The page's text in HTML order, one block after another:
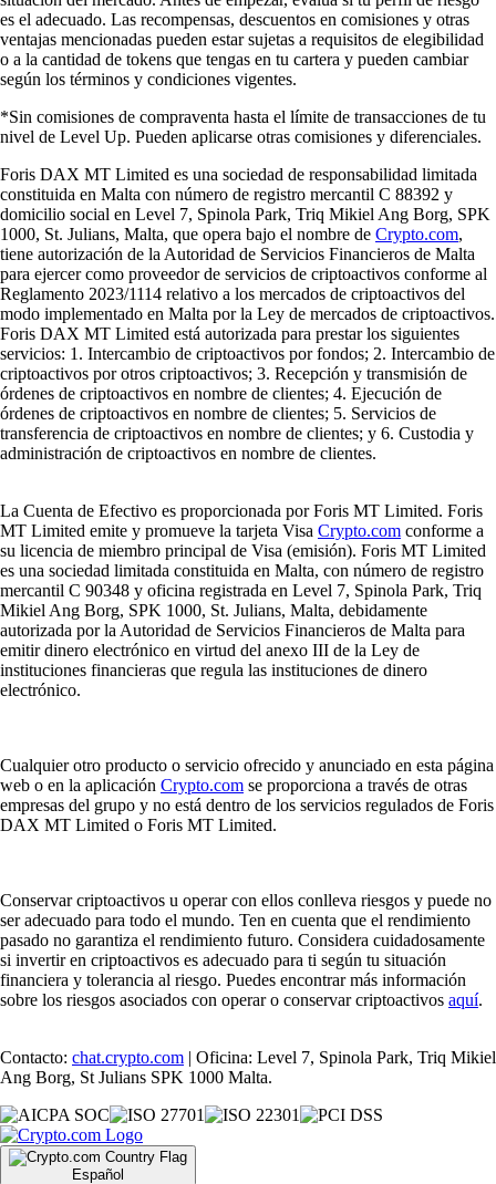
es el adecuado. Las recompensas, descuentos en comisiones y otras
ventajas mencionadas pueden estar sujetas a requisitos de elegibilidad
o a la cantidad de tokens que tengas en tu cartera y pueden cambiar
según los términos y condiciones vigentes.
*Sin comisiones de compraventa hasta el límite de transacciones de tu
nivel de Level Up. Pueden aplicarse otras comisiones y diferenciales.
Foris DAX MT Limited es una sociedad de responsabilidad limitada
constituida en Malta con número de registro mercantil C 88392 y
domicilio social en Level 7, Spinola Park, Triq Mikiel Ang Borg, SPK
1000, St. Julians, Malta, que opera bajo el nombre de Crypto.com,
tiene autorización de la Autoridad de Servicios Financieros de Malta
para ejercer como proveedor de servicios de criptoactivos conforme al
Reglamento 2023/1114 relativo a los mercados de criptoactivos del
modo implementado en Malta por la Ley de mercados de criptoactivos.
Foris DAX MT Limited está autorizada para prestar los siguientes
servicios: 1. Intercambio de criptoactivos por fondos; 2. Intercambio de
criptoactivos por otros criptoactivos; 3. Recepción y transmisión de
órdenes de criptoactivos en nombre de clientes; 4. Ejecución de
órdenes de criptoactivos en nombre de clientes; 5. Servicios de
transferencia de criptoactivos en nombre de clientes; y 6. Custodia y
administración de criptoactivos en nombre de clientes.
La Cuenta de Efectivo es proporcionada por Foris MT Limited. Foris
MT Limited emite y promueve la tarjeta Visa Crypto.com conforme a
su licencia de miembro principal de Visa (emisión). Foris MT Limited
es una sociedad limitada constituida en Malta, con número de registro
mercantil C 90348 y oficina registrada en Level 7, Spinola Park, Triq
Mikiel Ang Borg, SPK 1000, St. Julians, Malta, debidamente
autorizada por la Autoridad de Servicios Financieros de Malta para
emitir dinero electrónico en virtud del anexo III de la Ley de
instituciones financieras que regula las instituciones de dinero
electrónico.
Cualquier otro producto o servicio ofrecido y anunciado en esta página
web o en la aplicación Crypto.com se proporciona a través de otras
empresas del grupo y no está dentro de los servicios regulados de Foris
DAX MT Limited o Foris MT Limited.
Conservar criptoactivos u operar con ellos conlleva riesgos y puede no
ser adecuado para todo el mundo. Ten en cuenta que el rendimiento
pasado no garantiza el rendimiento futuro. Considera cuidadosamente
si invertir en criptoactivos es adecuado para ti según tu situación
financiera y tolerancia al riesgo. Puedes encontrar más información
sobre los riesgos asociados con operar o conservar criptoactivos aquí.
Contacto: chat.crypto.com | Oficina: Level 7, Spinola Park, Triq Mikiel
Ang Borg, St Julians SPK 1000 Malta.
Español